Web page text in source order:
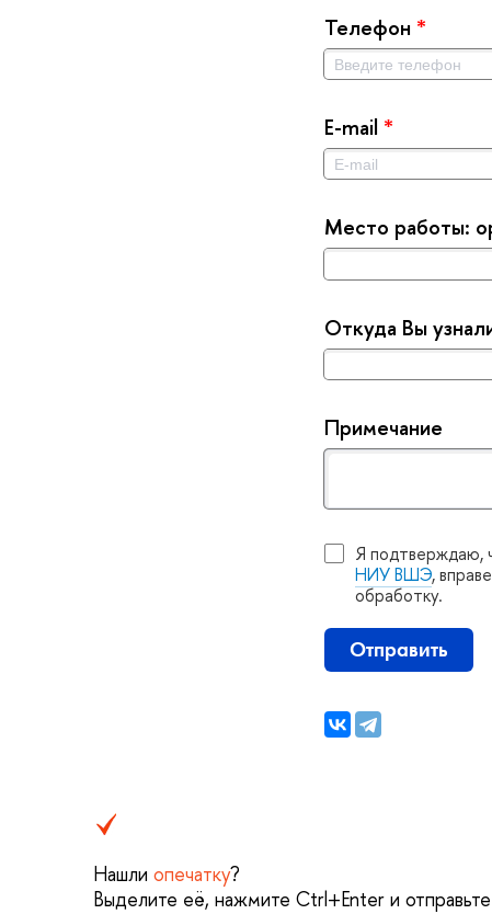
Телефон *
E-mail *
Место работы:
Откуда Вы
Примечание
Я подтверждаю,
НИУ ВШЭ,
обработку.
Отправить
Нашли опечатку?
ыделите её, нажмите Ctrl+Enter и